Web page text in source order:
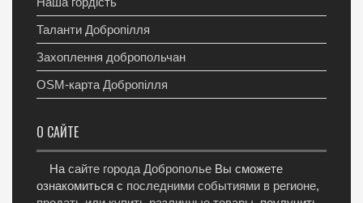
Таланти Добропілля
Захоплення добропольчан
OSM-карта Добропілля
О САЙТЕ
На сайте города Доброполье Вы сможете
ознакомиться с последними событиями в регионе,